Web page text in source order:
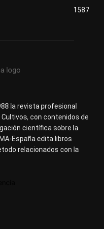
1587
la revista profesional
con contenidos de
científica sobre la
España edita libros
relacionados con la